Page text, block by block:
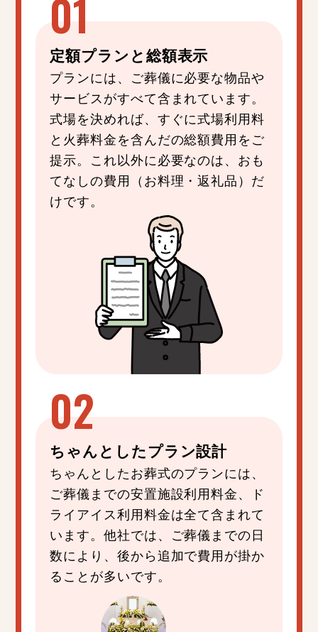
定額プラン と総額表示
プランには、ご葬儀に必要な物品や
サービスがすべて含まれています。
式場を決めれば、すぐに式場利用料
と火葬料金を含んだの総額費用をご
提示。これ以外に必要なのは、おも
てなしの費用（お料理・返礼品）だ
けです。
ちゃんと したプラン設計
ちゃんとしたお葬式のプランには、
ご葬儀までの安置施設利用料金、ド
ライアイス利用料金は全て含まれて
います。他社では、ご葬儀までの日
数により、後から追加で費用が掛か
ることが多いです。